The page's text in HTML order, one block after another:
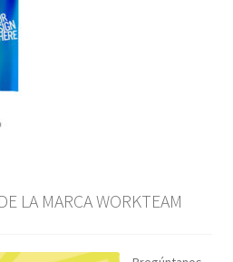
LA MARCA WORKTEAM